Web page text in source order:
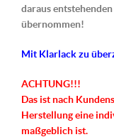
daraus
übernommen!
Mit Klarlack zu
ACHTUNG!!!
Das ist nach
Herstellung eine
maßgeblich ist.